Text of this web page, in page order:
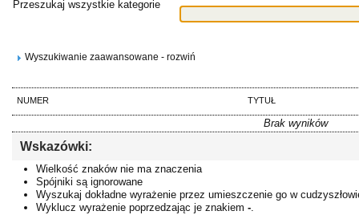
Przeszukaj wszystkie kategorie
Wyszukiwanie zaawansowane - rozwiń
NUMER TYTUŁ
Brak wyników
Wskazówki:
Wielkość znaków nie ma znaczenia
Spójniki są ignorowane
Wyszukaj dokładne wyrażenie przez umieszczenie go w
Wyklucz wyrażenie poprzedzając je znakiem -.